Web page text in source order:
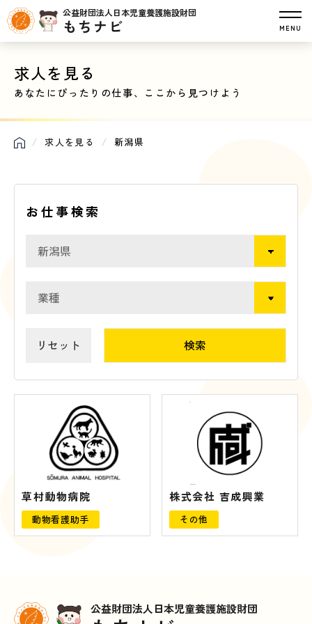
公益財団法人日本児童養護施設財団
もちナビ MENU
求人を見る
あなたにぴったりの仕事、ここから見つけよう
求人を見る 新潟県
お仕事検索
リセット
草村動物病院
動物看護助手
株式会社 吉成興業
その他
公益財団法人日本児童養護施設財団